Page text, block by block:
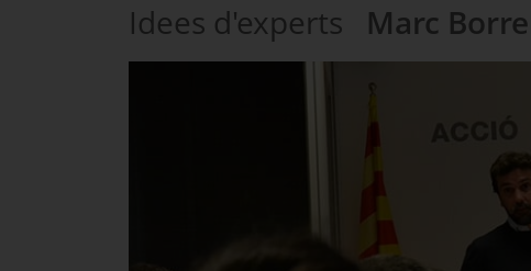
Idees d'experts Marc